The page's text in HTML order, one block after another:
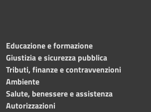
Educazione e formazione
Giustizia e sicurezza pubblica
Tributi, finanze e contravvenzioni
Ambiente
Salute, benessere e assistenza
Autorizzazioni